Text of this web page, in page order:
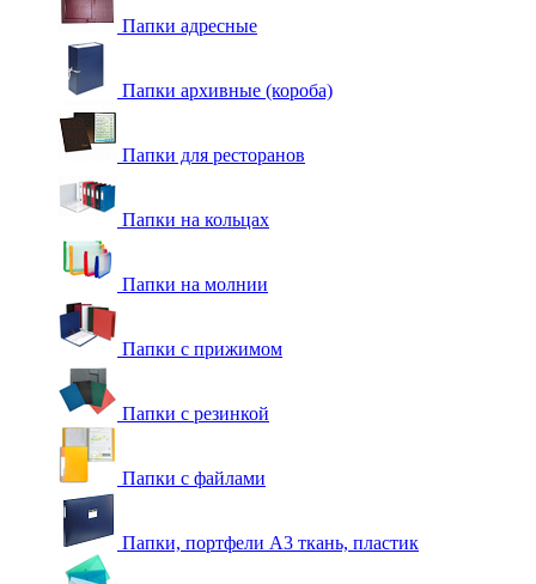
Папки адресные
Папки архивные (короба)
Папки для ресторанов
Папки на кольцах
Папки на молнии
Папки с прижимом
Папки с резинкой
Папки с файлами
Папки, портфели А3 ткань, пластик